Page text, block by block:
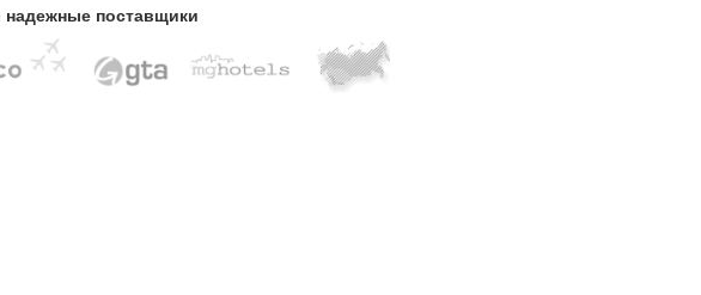
надежные поставщики